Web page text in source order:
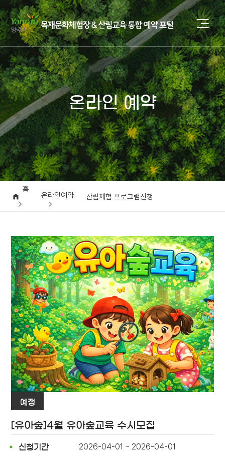
온라인 예약
홈
온라인예약 산림체험 프로그램신청
예정
[유아숲]4월 유아숲교육 수시모집
신청기간 2026-04-01 ~ 2026-04-01